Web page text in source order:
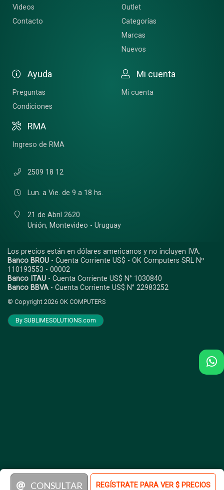
CONSULTAR REGÍSTRATE PARA VER $ PRECIOS
Videos
Contacto
Outlet
Categorías
Marcas
Nuevos
Ayuda
Preguntas
Condiciones
RMA
Ingreso de RMA
Mi cuenta
Mi cuenta
2509 18 12
Lun. a Vie. de 9 a 18 hs.
21 de Abril 2620
Unión, Montevideo - Uruguay
Los precios están en dólares americanos y no incluyen IVA.
Banco BROU - Cuenta Corriente US$ - OK Computers SRL Nº
110193553 - 00002
Banco ITAU - Cuenta Corriente US$ N° 1030840
Banco BBVA - Cuenta Corriente US$ N° 22983252
© Copyright 2026 OK COMPUTERS
By SUBLIMESOLUTIONS.com